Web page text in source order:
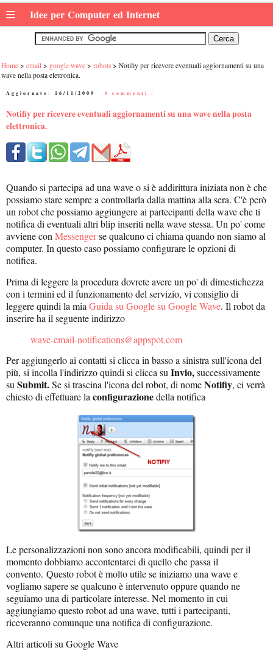
≡ Idee per Computer ed Internet
Home email google wave robots
Notifiy per ricevere eventuali aggiornamenti su una
wave nella posta elettronica.
Aggiornato: 16/11/2009 6 commenti :
Notifiy per ricevere eventuali aggiornamenti su una wave nella posta
elettronica.
Quando si partecipa ad una wave o si è addirittura iniziata non è che
possiamo stare sempre a controllarla dalla mattina alla sera. C'è però
un robot che possiamo aggiungere ai partecipanti della wave che ti
notifica di eventuali altri blip inseriti nella wave stessa. Un po' come
avviene conMessengerse qualcuno ci chiama quando non siamo al
computer. In questo caso possiamo configurare le opzioni di
notifica.
Prima di leggere la procedura dovrete avere un po' di dimestichezza
con i termini ed il funzionamento del servizio, vi consiglio di
leggere quindi la mia Guida su Google su Google Wave. Il robot da
inserire ha il seguente indirizzo
wave-email-notifications@appspot.com
Per aggiungerlo ai contatti si clicca in basso a sinistra sull'icona del
più, si incolla l'indirizzo quindi si clicca su Invio,successivamente
su Submit.Se si trascina l'icona del robot, di nomeNotifiy, ci verrà
chiesto di effettuare la configurazionedella notifica
Le personalizzazioni non sono ancora modificabili, quindi per il
momento dobbiamo accontentarci di quello che passa il
convento. Questo robot è molto utile se iniziamo una wave e
vogliamo sapere se qualcuno è intervenuto oppure quando ne
seguiamo una di particolare interesse. Nel momento in cui
aggiungiamo questo robot ad una wave, tutti i partecipanti,
riceveranno comunque una notifica di configurazione.
Altri articoli su Google Wave